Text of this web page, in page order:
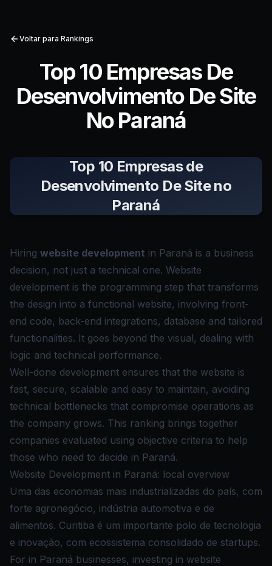
Voltar para Rankings
Top 10 Empresas De
Desenvolvimento De Site
No Paraná
Top 10 Empresas de
Desenvolvimento De Site no
Paraná
Hiring website development in Paraná is a business
decision, not just a technical one. Website
development is the programming step that transforms
the design into a functional website, involving front-
end code, back-end integrations, database and tailored
functionalities. It goes beyond the visual, dealing with
logic and technical performance.
Well-done development ensures that the website is
fast, secure, scalable and easy to maintain, avoiding
technical bottlenecks that compromise operations as
the company grows. This ranking brings together
companies evaluated using objective criteria to help
those who need to decide in Paraná.
Website Development in Paraná: local overview
Uma das economias mais industrializadas do país, com
forte agronegócio, indústria automotiva e de
alimentos. Curitiba é um importante polo de tecnologia
e inovação, com ecossistema consolidado de startups.
For in Paraná businesses, investing in website